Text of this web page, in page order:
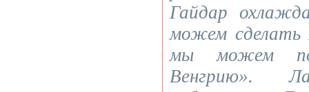
Гайдар
можем
мы можем
Венгрию».